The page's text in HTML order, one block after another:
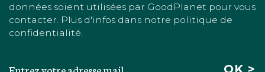
données soient utilisées par GoodPlanet pour vous
contacter. Plus d'infos dans notre politique de
confidentialité.